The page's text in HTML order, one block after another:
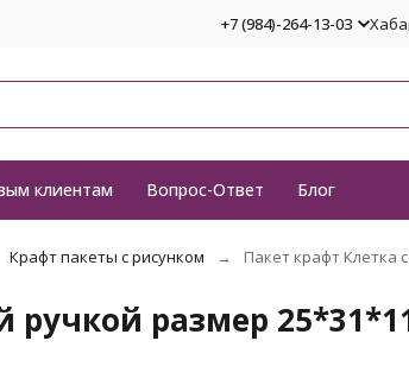
+7 (984)-264-13-03
клиентам Вопрос-Ответ Блог
Крафт пакеты с рисунком Пакет крафт Клетка
ручкой размер